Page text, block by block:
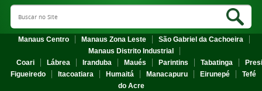
Search Site
Manaus Centro Manaus Zona Leste
São Gabriel da Cachoeira
Manaus Distrito Industrial
Coari
Lábrea Iranduba Maués Parintins Tabatinga
Figueiredo
Itacoatiara Humaitá Manacapuru Eirunepé
Tefé
do Acre